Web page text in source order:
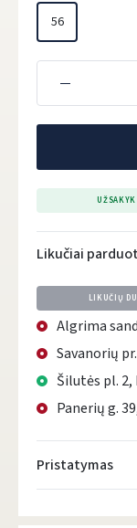
56
Likučiai
LIKUČIŲ
Algrima
Savanorių
Šilutės pl. 2,
Panerių g.
Pristatymas